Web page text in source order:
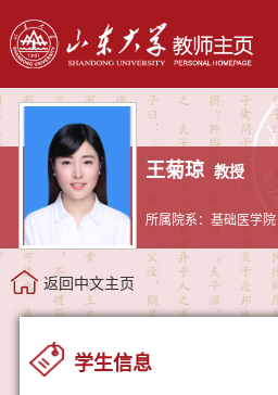
王菊琼 教授
所属院系：基础医学院
返回中文主页
学生信息